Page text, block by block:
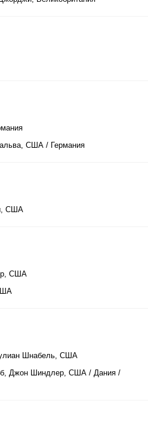
США / Германия
США
США
Шнабель, США
Джон Шиндлер, США / Дания /